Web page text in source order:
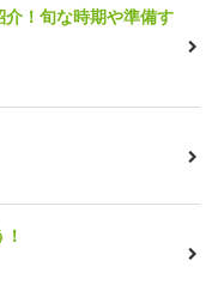
！旬な時期や準備す